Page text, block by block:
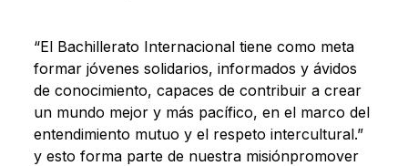
“El Bachillerato Internacional tiene como meta
formar jóvenes solidarios, informados y ávidos
de conocimiento, capaces de contribuir a crear
un mundo mejor y más pacífico, en el marco del
entendimiento mutuo y el respeto intercultural.”
y esto forma parte de nuestra misiónpromover